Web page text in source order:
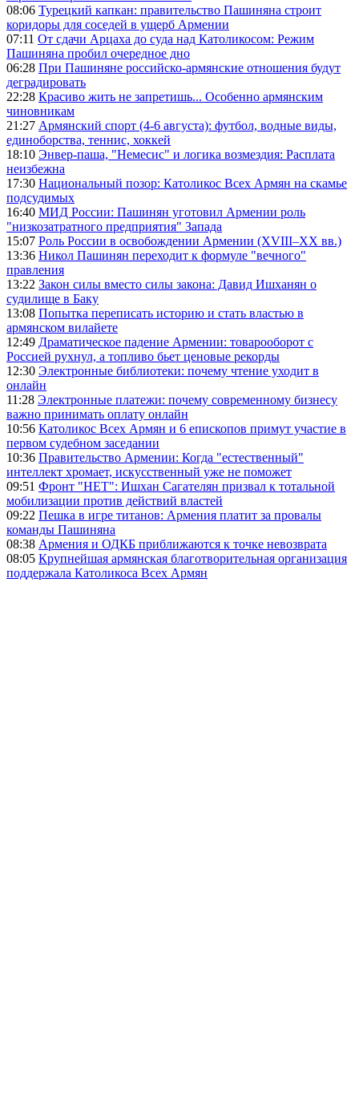
08:06 Турецкий капкан: правительство Пашиняна строит
коридоры для соседей в ущерб Армении
07:11 От сдачи Арцаха до суда над Католикосом: Режим
Пашиняна пробил очередное дно
06:28 При Пашиняне российско-армянские отношения будут
деградировать
22:28 Красиво жить не запретишь... Особенно армянским
чиновникам
21:27 Армянский спорт (4-6 августа): футбол, водные виды,
единоборства, теннис, хоккей
18:10 Энвер-паша, "Немесис" и логика возмездия: Расплата
неизбежна
17:30 Национальный позор: Католикос Всех Армян на скамье
подсудимых
16:40 МИД России: Пашинян уготовил Армении роль
"низкозатратного предприятия" Запада
15:07 Роль России в освобождении Армении (XVIII–XX вв.)
13:36 Никол Пашинян переходит к формуле "вечного"
правления
13:22 Закон силы вместо силы закона: Давид Ишханян о
судилище в Баку
13:08 Попытка переписать историю и стать властью в
армянском вилайете
12:49 Драматическое падение Армении: товарооборот с
Россией рухнул, а топливо бьет ценовые рекорды
12:30 Электронные библиотеки: почему чтение уходит в
онлайн
11:28 Электронные платежи: почему современному бизнесу
важно принимать оплату онлайн
10:56 Католикос Всех Армян и 6 епископов примут участие в
первом судебном заседании
10:36 Правительство Армении: Когда "естественный"
интеллект хромает, искусственный уже не поможет
09:51 Фронт "НЕТ": Ишхан Сагателян призвал к тотальной
мобилизации против действий властей
09:22 Пешка в игре титанов: Армения платит за провалы
команды Пашиняна
08:38 Армения и ОДКБ приближаются к точке невозврата
08:05 Крупнейшая армянская благотворительная организация
поддержала Католикоса Всех Армян